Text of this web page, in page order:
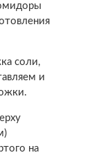
соли,
и
на